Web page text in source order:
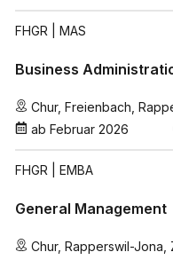
FHGR | MAS
Business
Chur, Freienbach
ab Februar 2026
FHGR | EMBA
General Management
Chur, Rapperswil-Jona